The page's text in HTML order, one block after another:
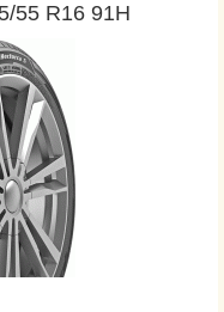
55 R16 91H